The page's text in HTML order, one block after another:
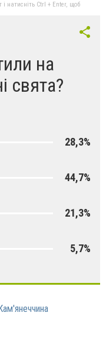
натисніть Ctrl + Enter, щоб
на
свята?
28,3%
44,7%
21,3%
5,7%